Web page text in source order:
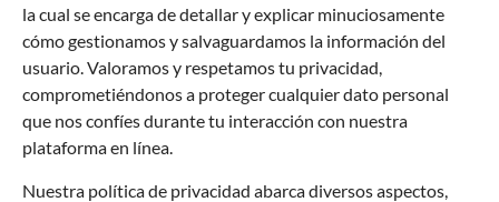
la cual se encarga de detallar y explicar minuciosamente
cómo gestionamos y salvaguardamos la información del
usuario. Valoramos y respetamos tu privacidad,
comprometiéndonos a proteger cualquier dato personal
que nos confíes durante tu interacción con nuestra
plataforma en línea.
Nuestra política de privacidad abarca diversos aspectos,